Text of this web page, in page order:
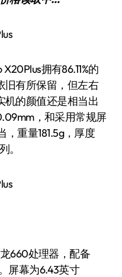
拥有86.11%的
旧有所保留，但左右
机的颜值还是相当出
，和采用常规屏
，重量181.5g，厚度
。
660处理器，配备
屏幕为6.43英寸